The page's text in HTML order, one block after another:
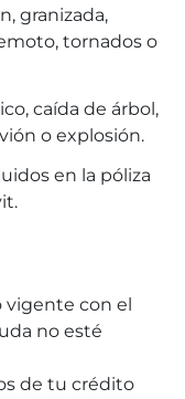
granizada,
tornados o
caída de árbol,
o explosión.
en la póliza
vigente con el
no esté
de tu crédito